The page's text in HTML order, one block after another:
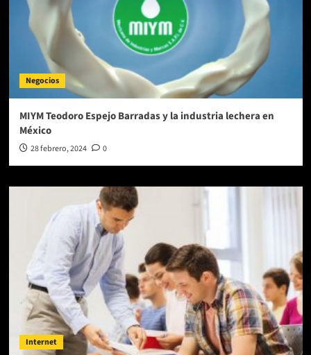
Negocios
MIYM Teodoro Espejo Barradas y la industria lechera en
México
28 febrero, 2024 0
Internet